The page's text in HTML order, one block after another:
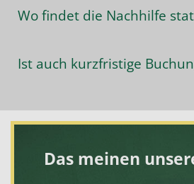
Wo findet die Nachhilfe
Ist auch kurzfristige
Das meinen